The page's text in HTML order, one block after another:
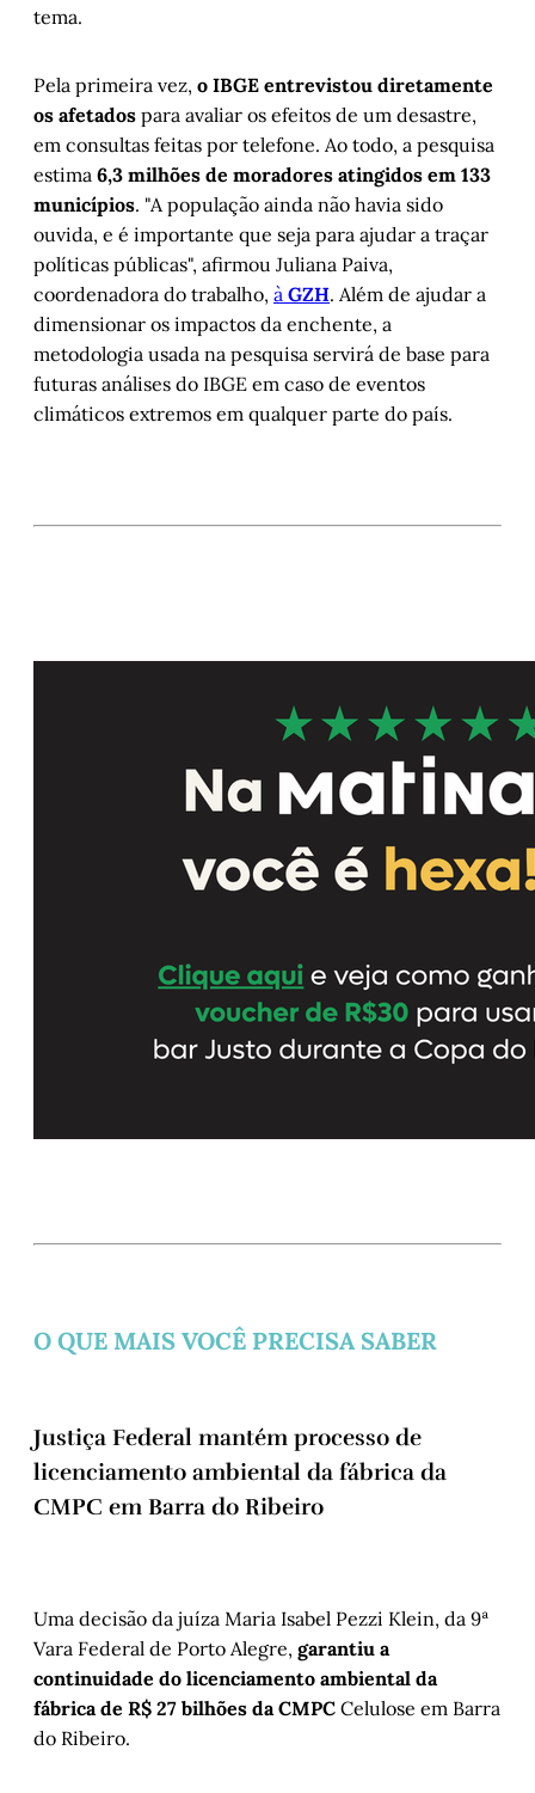
tema.
Pela primeira vez, o IBGE entrevistou diretamente
os afetados para avaliar os efeitos de um desastre,
em consultas feitas por telefone. Ao todo, a pesquisa
estima 6,3 milhões de moradores atingidos em 133
municípios. "A população ainda não havia sido
ouvida, e é importante que seja para ajudar a traçar
políticas públicas", afirmou Juliana Paiva,
coordenadora do trabalho, à GZH. Além de ajudar a
dimensionar os impactos da enchente, a
metodologia usada na pesquisa servirá de base para
futuras análises do IBGE em caso de eventos
climáticos extremos em qualquer parte do país.
O QUE MAIS VOCÊ PRECISA SABER
Justiça Federal mantém processo de
licenciamento ambiental da fábrica da
CMPC em Barra do Ribeiro
Uma decisão da juíza Maria Isabel Pezzi Klein, da 9ª
Vara Federal de Porto Alegre, garantiu a
continuidade do licenciamento ambiental da
fábrica de R$ 27 bilhões da CMPC Celulose em Barra
do Ribeiro.